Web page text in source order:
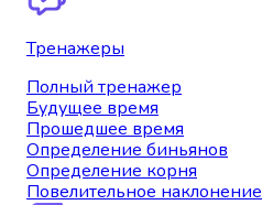
Тренажеры
Полный тренажер
Будущее время
Прошедшее время
Определение биньянов
Определение корня
Повелительное наклонение